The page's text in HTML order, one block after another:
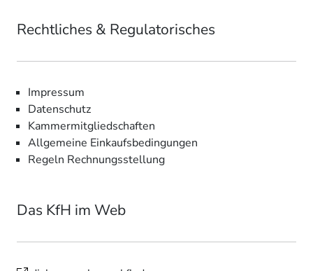
Rechtliches & Regulatorisches
Impressum
Datenschutz
Kammermitgliedschaften
Allgemeine Einkaufsbedingungen
Regeln Rechnungsstellung
Das KfH im Web